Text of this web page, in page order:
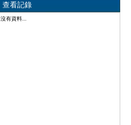
查看記錄
沒有資料...